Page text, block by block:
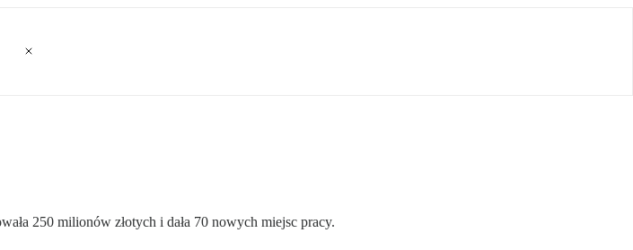
250 milionów złotych i dała 70 nowych miejsc pracy.